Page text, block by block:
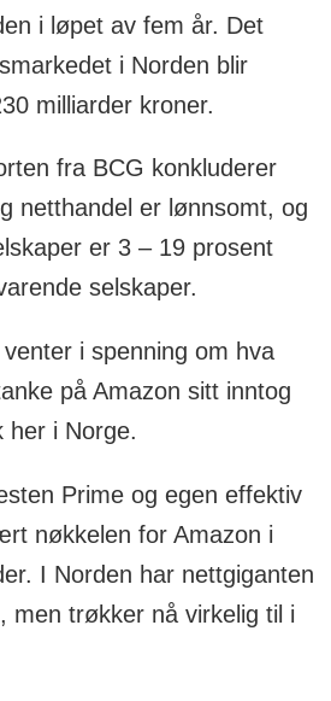
i løpet av fem år. Det
i Norden blir
milliarder kroner.
fra BCG konkluderer
netthandel er lønnsomt, og
er 3 – 19 prosent
selskaper.
i spenning om hva
på Amazon sitt inntog
her i Norge.
Prime og egen effektiv
nøkkelen for Amazon i
I Norden har nettgiganten
men trøkker nå virkelig til i